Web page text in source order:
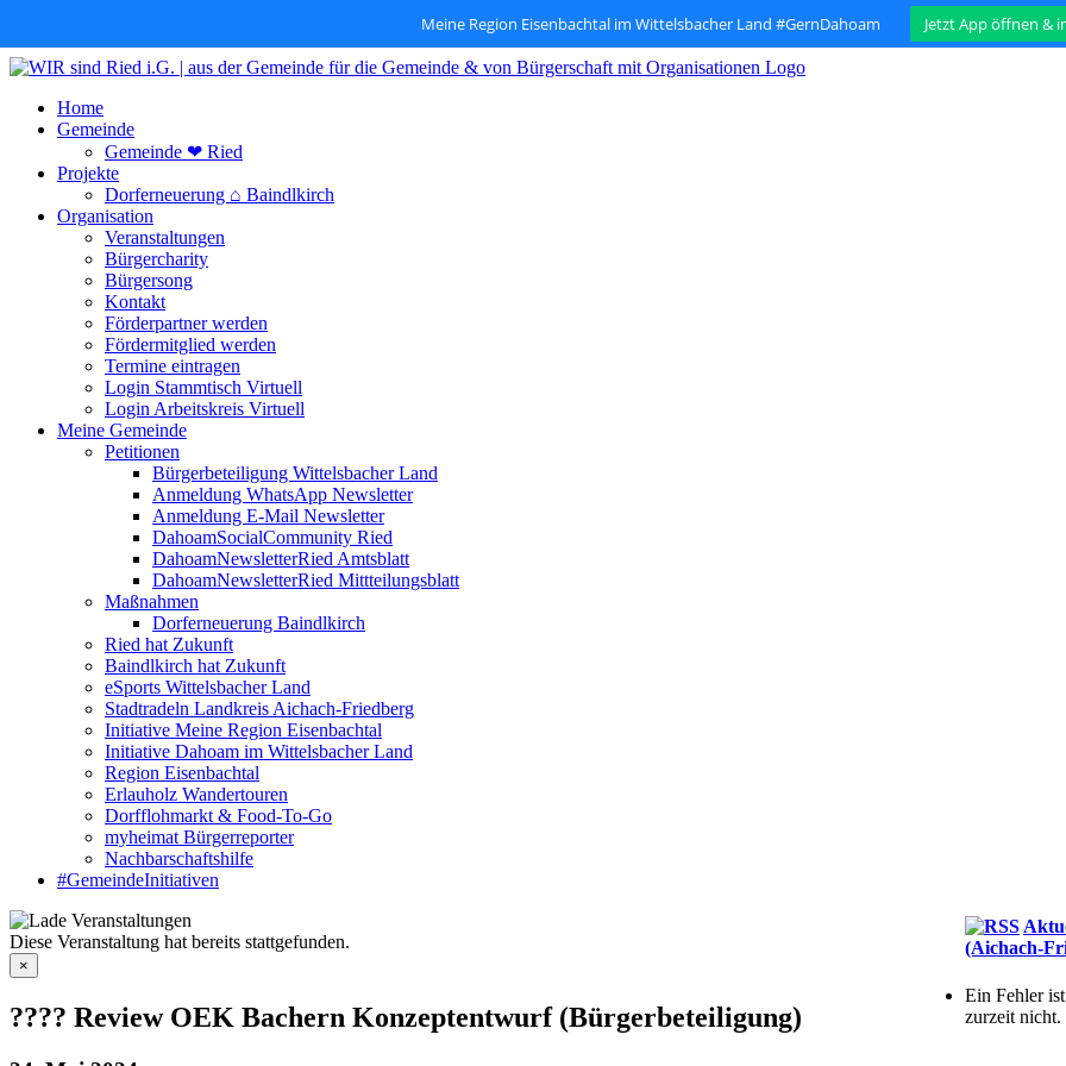
Meine Region Eisenbachtal im Wittelsbacher Land #GernDahoam Jetzt App öffnen &
Zum
springenHome
Gemeinde
Gemeinde ❤ Ried
Projekte
Dorferneuerung ⌂ Baindlkirch
Organisation
Veranstaltungen
Bürgercharity
Bürgersong
Kontakt
Förderpartner werden
Fördermitglied werden
Termine eintragen
Login Stammtisch Virtuell
Login Arbeitskreis Virtuell
Meine Gemeinde
Petitionen
Bürgerbeteiligung Wittelsbacher Land
Anmeldung WhatsApp Newsletter
Anmeldung E-Mail Newsletter
DahoamSocialCommunity Ried
DahoamNewsletterRied Amtsblatt
DahoamNewsletterRied Mittteilungsblatt
Maßnahmen
Dorferneuerung Baindlkirch
Ried hat Zukunft
Baindlkirch hat Zukunft
eSports Wittelsbacher Land
Stadtradeln Landkreis Aichach-Friedberg
Initiative Meine Region Eisenbachtal
Initiative Dahoam im Wittelsbacher Land
Region Eisenbachtal
Erlauholz Wandertouren
Dorfflohmarkt & Food-To-Go
myheimat Bürgerreporter
Nachbarschaftshilfe
#GemeindeInitiativen
Diese Veranstaltung hat bereits stattgefunden.
×
???? Review OEK Bachern Konzeptentwurf (Bürgerbeteiligung)
(Aichach-
Ein Fehler
zurzeit nicht.